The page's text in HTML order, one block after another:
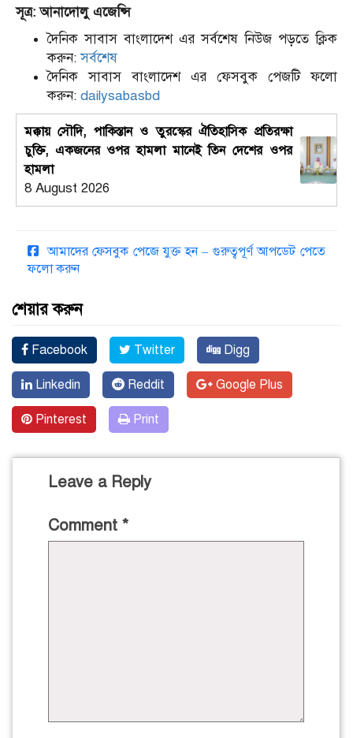
সূত্র: আনাদোলু এজেন্সি
দৈনিক সাবাস বাংলাদেশ এর সর্বশেষ নিউজ পড়তে ক্লিক
করুন:সর্বশেষ
দৈনিক সাবাস বাংলাদেশ এর ফেসবুক পেজটি ফলো
করুন: dailysabasbd
মক্কায় সৌদি, পাকিস্তান ও তুরস্কের ঐতিহাসিক প্রতিরক্ষা
চুক্তি, একজনের ওপর হামলা মানেই তিন দেশের ওপর
হামলা
8 August 2026
আমাদের ফেসবুক পেজে যুক্ত হন – গুরুত্বপূর্ণ আপডেট পেতে
ফলো করুন
শেয়ার করুন
Facebook Twitter Digg
Linkedin Reddit Google Plus
Pinterest Print
Leave a Reply
Comment *